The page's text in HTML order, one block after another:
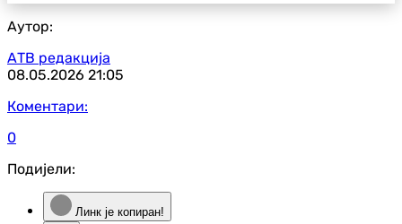
Аутор:
АТВ редакција
08.05.2026 21:05
Коментари:
0
Подијели:
Линк је копиран!